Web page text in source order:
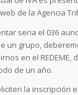
de la Agencia
seria el 036
un grupo,
en el REDEME,
de un año.
la inscripción